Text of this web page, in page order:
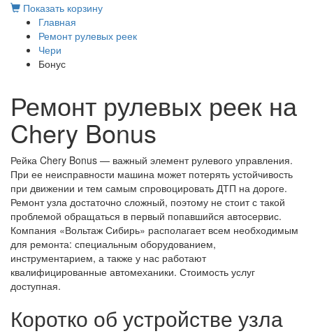
Показать корзину
Главная
Ремонт рулевых реек
Чери
Бонус
Ремонт рулевых реек на
Chery Bonus
Рейка Chery Bonus — важный элемент рулевого управления.
При ее неисправности машина может потерять устойчивость
при движении и тем самым спровоцировать ДТП на дороге.
Ремонт узла достаточно сложный, поэтому не стоит с такой
проблемой обращаться в первый попавшийся автосервис.
Компания «Вольтаж Сибирь» располагает всем необходимым
для ремонта: специальным оборудованием,
инструментарием, а также у нас работают
квалифицированные автомеханики. Стоимость услуг
доступная.
Коротко об устройстве узла